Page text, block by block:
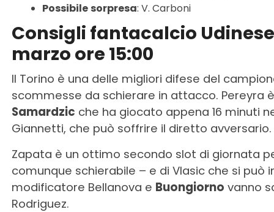
Possibile sorpresa: V. Carboni
Consigli fantacalcio
marzo ore 15:00
Il Torino è una delle migliori difese del
scommesse da schierare in attacco. Pereyra
Samardzic che ha giocato appena 16 minuti
Giannetti, che può soffrire il diretto avversario.
Zapata è un ottimo secondo slot di giornata
comunque schierabile – e di Vlasic che si può
modificatore Bellanova e Buongiorno vanno
Rodriguez.